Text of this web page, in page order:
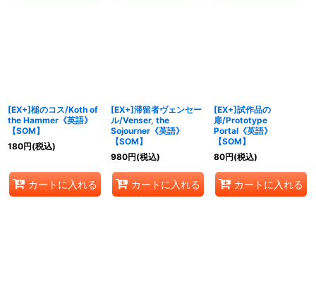
[EX+]槌のコス/Koth of
the Hammer《英語》
【SOM】
180円(税込)
カートに入れる
[EX+]滞留者ヴェンセー
ル/Venser, the
Sojourner《英語》
【SOM】
980円(税込)
カートに入れる
[EX+]試作品の
扉/Prototype
Portal《英語》
【SOM】
80円(税込)
カートに入れる